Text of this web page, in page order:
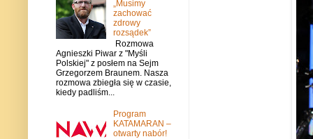
„Musimy
zachować
zdrowy
rozsądek”
Rozmowa
Agnieszki Piwar z "Myśli
Polskiej" z posłem na Sejm
Grzegorzem Braunem. Nasza
rozmowa zbiegła się w czasie,
kiedy padliśm...
Program
KATAMARAN –
otwarty nabór!